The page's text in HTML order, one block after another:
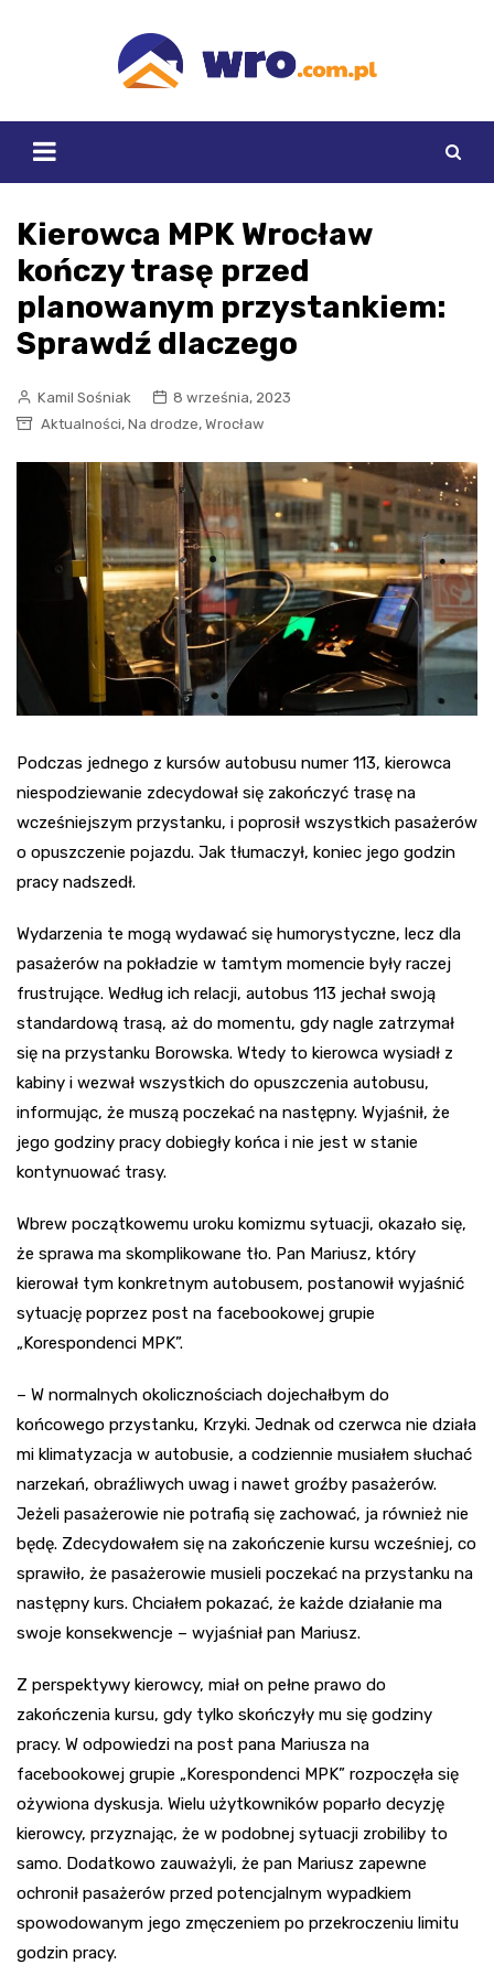
Kierowca MPK Wrocław
kończy trasę przed
planowanym przystankiem:
Sprawdź dlaczego
Kamil Sośniak
8 września, 2023
Aktualności, Na drodze, Wrocław
Podczas jednego z kursów autobusu numer 113, kierowca
niespodziewanie zdecydował się zakończyć trasę na
wcześniejszym przystanku, i poprosił wszystkich pasażerów
o opuszczenie pojazdu. Jak tłumaczył, koniec jego godzin
pracy nadszedł.
Wydarzenia te mogą wydawać się humorystyczne, lecz dla
pasażerów na pokładzie w tamtym momencie były raczej
frustrujące. Według ich relacji, autobus 113 jechał swoją
standardową trasą, aż do momentu, gdy nagle zatrzymał
się na przystanku Borowska. Wtedy to kierowca wysiadł z
kabiny i wezwał wszystkich do opuszczenia autobusu,
informując, że muszą poczekać na następny. Wyjaśnił, że
jego godziny pracy dobiegły końca i nie jest w stanie
kontynuować trasy.
Wbrew początkowemu uroku komizmu sytuacji, okazało się,
że sprawa ma skomplikowane tło. Pan Mariusz, który
kierował tym konkretnym autobusem, postanowił wyjaśnić
sytuację poprzez post na facebookowej grupie
„Korespondenci MPK”.
– W normalnych okolicznościach dojechałbym do
końcowego przystanku, Krzyki. Jednak od czerwca nie działa
mi klimatyzacja w autobusie, a codziennie musiałem słuchać
narzekań, obraźliwych uwag i nawet groźby pasażerów.
Jeżeli pasażerowie nie potrafią się zachować, ja również nie
będę. Zdecydowałem się na zakończenie kursu wcześniej, co
sprawiło, że pasażerowie musieli poczekać na przystanku na
następny kurs. Chciałem pokazać, że każde działanie ma
swoje konsekwencje – wyjaśniał pan Mariusz.
Z perspektywy kierowcy, miał on pełne prawo do
zakończenia kursu, gdy tylko skończyły mu się godziny
pracy. W odpowiedzi na post pana Mariusza na
facebookowej grupie „Korespondenci MPK” rozpoczęła się
ożywiona dyskusja. Wielu użytkowników poparło decyzję
kierowcy, przyznając, że w podobnej sytuacji zrobiliby to
samo. Dodatkowo zauważyli, że pan Mariusz zapewne
ochronił pasażerów przed potencjalnym wypadkiem
spowodowanym jego zmęczeniem po przekroczeniu limitu
godzin pracy.